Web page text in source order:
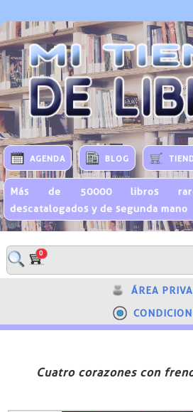
AGENDA BLOG
Más de 50000 libros
descatalogados y de segunda mano
0
ÁREA
Cuatro corazones con